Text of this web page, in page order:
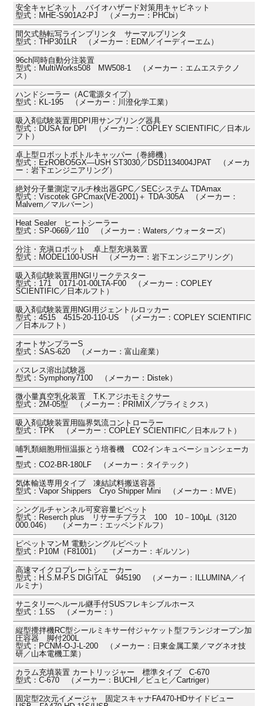
安全キャビネット バイオハザード対策用キャビネット
型式：MHE-S901A2-PJ （メーカー：PHCbi）
間欠式熱転写ラインプリンタ サーマルプリンタ
型式：THP301LR （メーカー：EDM／イーディーエム）
96ch同時自動分注装置
型式：MultiWorks508 MW508-1 （メーカー：エムエステクノ
ス）
ハンドシーラー（AC電源タイプ）
型式：KL-195 （メーカー：川澄化学工業）
吸入剤試験装置用DPI用サンプリング器具
型式：DUSA for DPI （メーカー：COPLEY SCIENTIFIC／日本ル
フト）
卓上型ロボットボトルキャッパー（巻締機）
型式：EzROBO5GX―USH ST3030／DSD1134004JPAT （メーカ
ー：岩下エンジニアリング）
絶対分子量測定マルチ検出器GPC／SECシステム TDAmax
型式：Viscotek GPCmax(VE-2001)＋ TDA-305A （メーカー：
Malvern／マルバーン）
Heat Sealer ヒートシーラー
型式：SP-0669／110 （メーカー：Waters／ウォーターズ）
分注・充塡ロボット 卓上型充塡装置
型式：MODEL100-USH （メーカー：岩下エンジニアリング）
吸入剤試験装置用NGIリークテスター
型式：171 0171-01-00LTA-F00 （メーカー：COPLEY
SCIENTIFIC／日本ルフト）
吸入剤試験装置用NGI用ジェントルロッカー
型式：4515 4515-20-110-US （メーカー：COPLEY SCIENTIFIC
／日本ルフト）
オートサンプラーS
型式：SAS-620 （メーカー：富山産業）
バスレス溶出試験器
型式：Symphony7100 （メーカー：Distek）
微小量真空乳化装置 T.K.アジホモミクサー
型式：2M-05型 （メーカー：PRIMIX／プライミクス）
吸入剤試験装置用臨界気流コントローラー
型式：TPK （メーカー：COPLEY SCIENTIFIC／日本ルフト）
哺乳類細胞用恒温振とう培養機 CO2インキュベーションシェーカ
ー
型式：CO2-BR-180LF （メーカー：タイテック）
気体輸送専用タイプ 凍結試料搬送容器
型式：Vapor Shippers Cryo Shipper Mini （メーカー：MVE）
シングルチャンネル可変容量ピペット
型式：Reserch plus リサーチプラス 100 10－100µL（3120
000.046） （メーカー：エッペンドルフ）
ピペットマンM 電動シングルピペット
型式：P10M（F81001） （メーカー：ギルソン）
高速マイクロプレートシェーカー
型式：H.S.M-P.S DIGITAL 945190 （メーカー：ILLUMINA／イ
ルミナ）
サニタリーヘルール継手付SUSフレキシブルホース
型式：1.5S （メーカー：）
縦型攪拌機RC型シールミキサー付ジャケット型フランジオープン加
圧容器 脚付200L
型式：PCNM-O-J-L-200 （メーカー：日東金属工業／マグネオ技
研／山本電機工業）
カラム充填装置 カートリッジャー 標準タイプ C-670
型式：C-670 （メーカー：BUCHI／ビュヒ／Cartriger）
固定型2次元イメージャ 固定スキャナFA470-HDサイドビュー